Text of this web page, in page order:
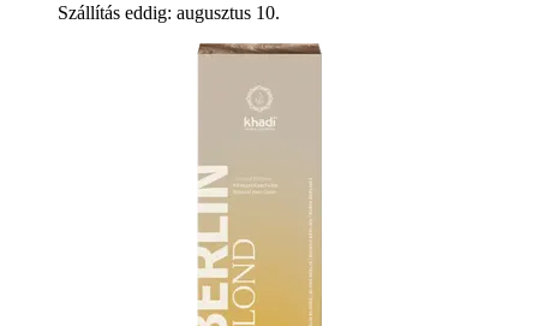
Szállítás eddig: augusztus 10.